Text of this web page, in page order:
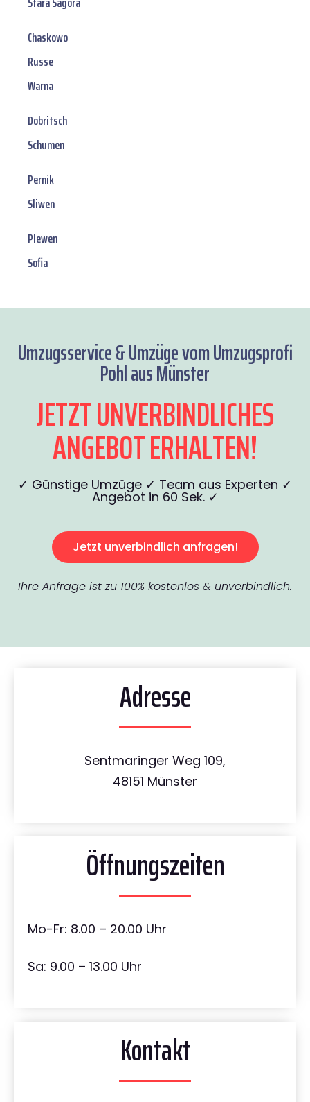
Chaskowo
Russe
Warna
Dobritsch
Schumen
Pernik
Sliwen
Plewen
Sofia
Umzugsservice & Umzüge vom Umzugsprofi
Pohl aus Münster
JETZT UNVERBINDLICHES
ANGEBOT ERHALTEN!
✓ Günstige Umzüge ✓ Team aus Experten ✓
Angebot in 60 Sek. ✓
Jetzt unverbindlich anfragen!
Ihre Anfrage ist zu 100% kostenlos & unverbindlich.
Adresse
Sentmaringer Weg 109,
48151 Münster
Öffnungszeiten
Mo-Fr: 8.00 – 20.00 Uhr
Sa: 9.00 – 13.00 Uhr
Kontakt